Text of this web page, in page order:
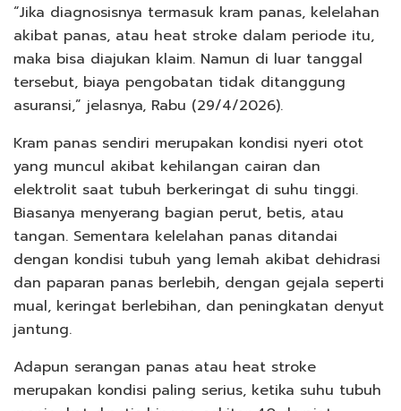
“Jika diagnosisnya termasuk kram panas, kelelahan
akibat panas, atau heat stroke dalam periode itu,
maka bisa diajukan klaim. Namun di luar tanggal
tersebut, biaya pengobatan tidak ditanggung
asuransi,” jelasnya, Rabu (29/4/2026).
Kram panas sendiri merupakan kondisi nyeri otot
yang muncul akibat kehilangan cairan dan
elektrolit saat tubuh berkeringat di suhu tinggi.
Biasanya menyerang bagian perut, betis, atau
tangan. Sementara kelelahan panas ditandai
dengan kondisi tubuh yang lemah akibat dehidrasi
dan paparan panas berlebih, dengan gejala seperti
mual, keringat berlebihan, dan peningkatan denyut
jantung.
Adapun serangan panas atau heat stroke
merupakan kondisi paling serius, ketika suhu tubuh